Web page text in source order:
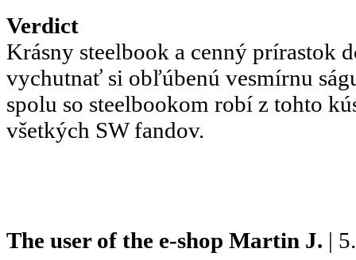
Verdict
Krásny steelbook a cenný prírastok
vychutnať si obľúbenú vesmírnu
spolu so steelbookom robí z tohto
všetkých SW fandov.
The user of the e-shop Martin J. |